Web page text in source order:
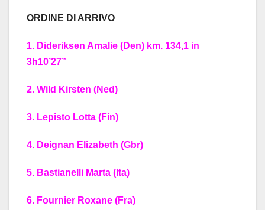
ORDINE DI ARRIVO
1. Dideriksen Amalie (Den) km. 134,1 in
3h10’27”
2. Wild Kirsten (Ned)
3. Lepisto Lotta (Fin)
4. Deignan Elizabeth (Gbr)
5. Bastianelli Marta (Ita)
6. Fournier Roxane (Fra)